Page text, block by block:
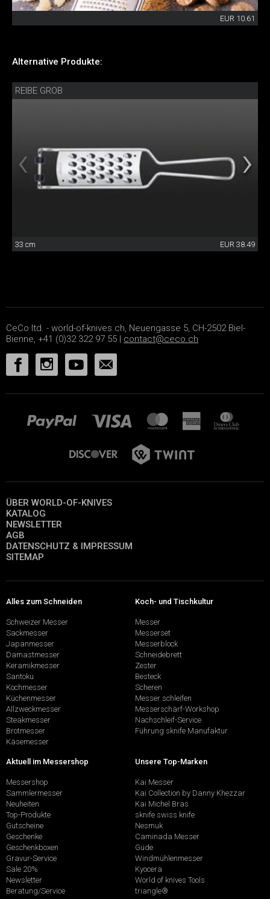
EUR 10.61
Alternative Produkte:
REIBE GROB
33 cm EUR 38.49
CeCo ltd. - world-of-knives.ch, Neuengasse 5, CH-2502 Biel-
Bienne, +41 (0)32 322 97 55 | contact@ceco.ch
ÜBER WORLD-OF-KNIVES
KATALOG
NEWSLETTER
AGB
DATENSCHUTZ & IMPRESSUM
SITEMAP
Alles zum Schneiden
Schweizer Messer
Sackmesser
Japanmesser
Damastmesser
Keramikmesser
Santoku
Kochmesser
Küchenmesser
Allzweckmesser
Steakmesser
Brotmesser
Käsemesser
Koch- und Tischkultur
Messer
Messerset
Messerblock
Schneidebrett
Zester
Besteck
Scheren
Messer schleifen
Messerschärf-Workshop
Nachschleif-Service
Führung sknife Manufaktur
Aktuell im Messershop
Messershop
Sammlermesser
Neuheiten
Top-Produkte
Gutscheine
Geschenke
Geschenkboxen
Gravur-Service
Sale 20%
Newsletter
Beratung/Service
Unsere Top-Marken
Kai Messer
Kai Collection by Danny Khezzar
Kai Michel Bras
sknife swiss knife
Nesmuk
Caminada Messer
Güde
Windmühlenmesser
Kyocera
World of knives Tools
triangle®